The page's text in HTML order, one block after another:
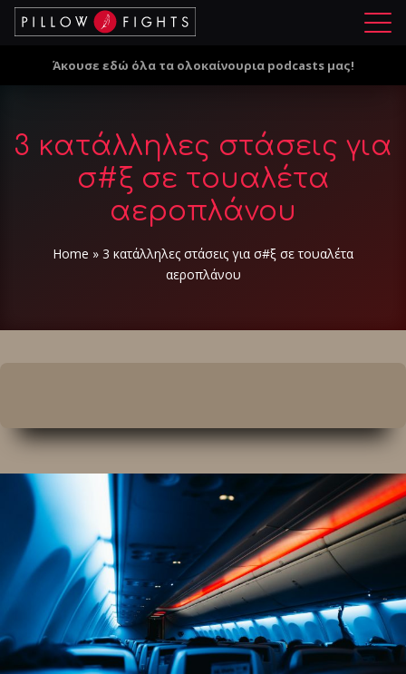
Μ
ο
Άκουσε εδώ όλα τα ολοκαίνουρια podcasts μας!
3 κατάλληλες στάσεις για
σ#ξ σε τουαλέτα
αεροπλάνου
Home » 3 κατάλληλες στάσεις για σ#ξ σε τουαλέτα
αεροπλάνου